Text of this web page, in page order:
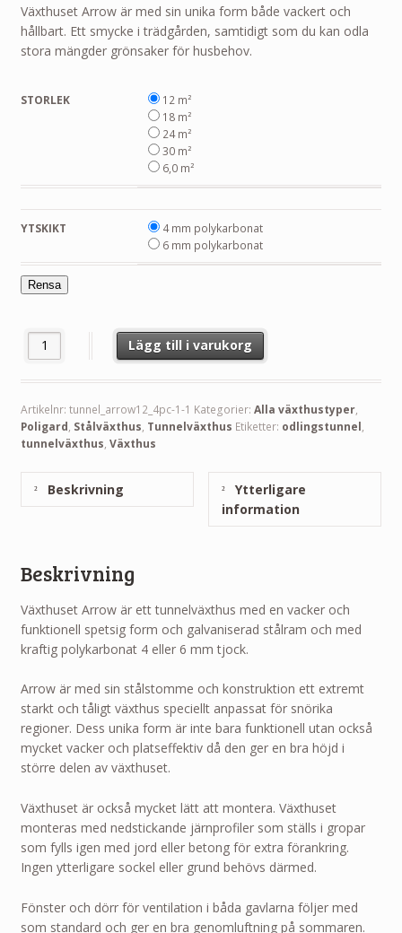
till
37,700.00 kr
Växthuset Arrow är med sin unika form både vackert och
hållbart. Ett smycke i trädgården, samtidigt som du kan odla
stora mängder grönsaker för husbehov.
STORLEK
12 m²
18 m²
24 m²
30 m²
6,0 m²
YTSKIKT
4 mm polykarbonat
6 mm polykarbonat
Rensa
Tunnelväxthus Arrow - Stålväxthus 6 - 30 m² mängd
Lägg till i varukorg
Artikelnr: tunnel_arrow12_4pc-1-1 Kategorier: Alla växthustyper,
Poligard, Stålväxthus, Tunnelväxthus Etiketter: odlingstunnel,
tunnelväxthus, Växthus
Beskrivning
Ytterligare
information
Beskrivning
Växthuset Arrow är ett tunnelväxthus med en vacker och
funktionell spetsig form och galvaniserad stålram och med
kraftig polykarbonat 4 eller 6 mm tjock.
Arrow är med sin stålstomme och konstruktion ett extremt
starkt och tåligt växthus speciellt anpassat för snörika
regioner. Dess unika form är inte bara funktionell utan också
mycket vacker och platseffektiv då den ger en bra höjd i
större delen av växthuset.
Växthuset är också mycket lätt att montera. Växthuset
monteras med nedstickande järnprofiler som ställs i gropar
som fylls igen med jord eller betong för extra förankring.
Ingen ytterligare sockel eller grund behövs därmed.
Fönster och dörr för ventilation i båda gavlarna följer med
som standard och ger en bra genomluftning på sommaren.